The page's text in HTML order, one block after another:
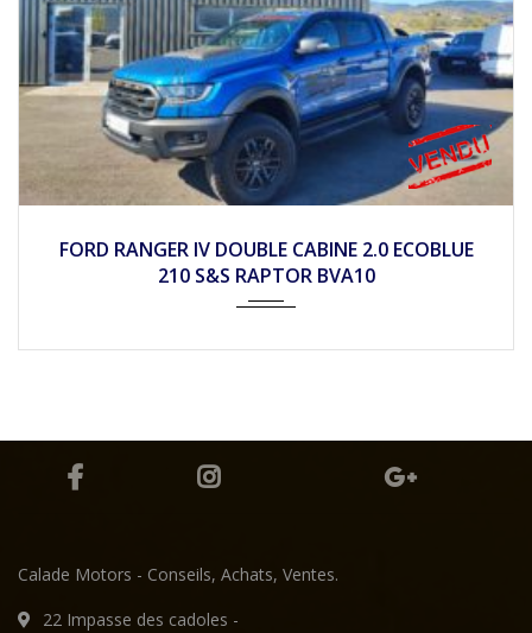
FORD RANGER IV DOUBLE CABINE 2.0 ECOBLUE
210 S&S RAPTOR BVA10
Calade Motors - Conseils, Achats, Ventes.
22 Impasse des cadoles -